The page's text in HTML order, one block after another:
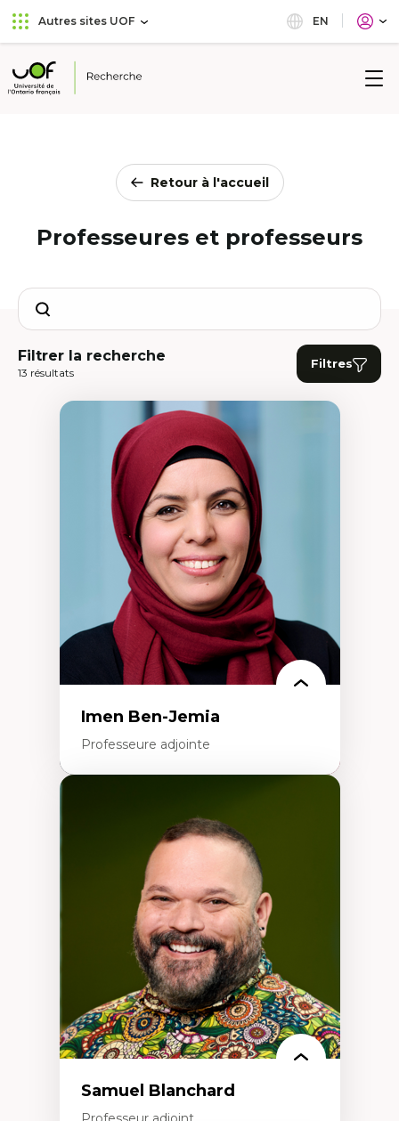
Aller
au
principal
Passer
au
Autres sites UOF EN
Université
Retour à l'accueil
Professeures et professeurs
Search
Filtrer la recherche
13 résultats
Filtres
Imen Ben-Jemia
Professeure adjointe
Discours sur la ville et représentations
Mosquées, formes et usages au Canada
Reconnaissance et représentations des
communautés immigrantes dans l'espace
Design architectural et urbain
Patrimoine et patrimonialisation
Études postcoloniales et décolonisation des
savoirs
Samuel Blanchard